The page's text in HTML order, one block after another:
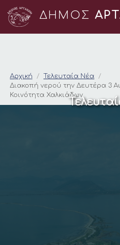
ΔΗΜΟΣ
Διακοπή
Αρχική
Τελευταία Νέα
Διακοπή νερού την Δευτέρα 3
Κοινότητα Χαλκιάδων